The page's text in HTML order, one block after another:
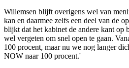
Willemsen blijft overigens wel van
kan en daarmee zelfs een deel van de
blijkt dat het kabinet de andere kant op
wel vergeten om snel open te gaan.
100 procent, maar nu we nog langer
NOW naar 100 procent.'